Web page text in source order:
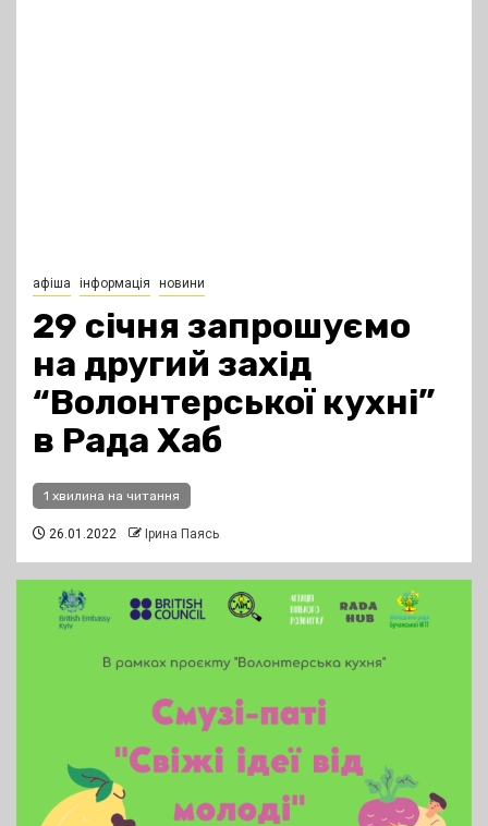
афіша інформація новини
29 січня запрошуємо
на другий захід
“Волонтерської кухні”
в Рада Хаб
1 хвилина на читання
26.01.2022 Ірина Паясь